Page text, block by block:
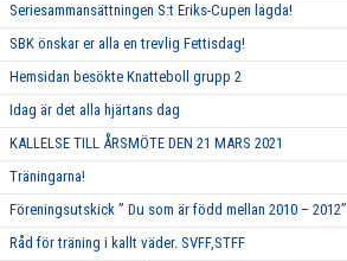
Seriesammansättningen S:t Eriks-Cupen lagda!
SBK önskar er alla en trevlig Fettisdag!
Hemsidan besökte Knatteboll grupp 2
Idag är det alla hjärtans dag
KALLELSE TILL ÅRSMÖTE DEN 21 MARS 2021
Träningarna!
Föreningsutskick ” Du som är född mellan 2010 – 2012”
Råd för träning i kallt väder. SVFF,STFF